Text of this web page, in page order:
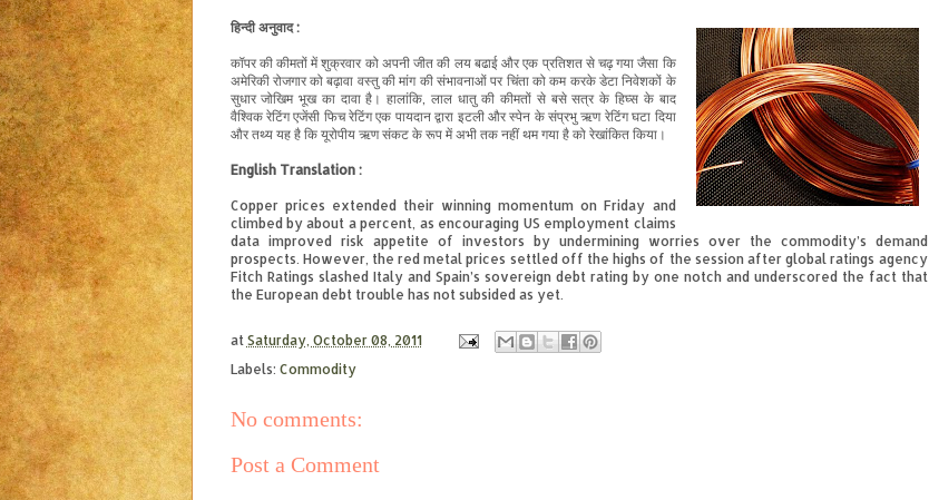
हिन्दी अनुवाद :
कॉपर की कीमतों में शुक्रवार को अपनी जीत की लय बढाईऔर एक प्रतिशत से चढ़ गयाजैसा कि
अमेरिकी रोजगार को बढ़ावा वस्तु की मांग की संभावनाओं पर चिंता को कम करके डेटा निवेशकों के
सुधार जोखिम भूख का दावाहै।हालांकि, लाल धातु की कीमतों से बसे सत्र के हिघ्स के बाद
वैश्विक रेटिंग एजेंसी फिच रेटिंग एक पायदान द्वारा इटली और स्पेन के संप्रभु ऋण रेटिंग घटा दिया
और तथ्य यह है कि यूरोपीय ऋण संकट के रूप में अभी तक नहीं थम गया है को रेखांकित किया।
English Translation :
Copper prices extended their winning momentum on Friday and
climbed by about a percent, as encouraging US employment claims
data improved risk appetite of investors by undermining worries over the commodity’s demand
prospects. However, the red metal prices settled off the highs of the session after global ratings agency
Fitch Ratings slashed Italy and Spain’s sovereign debt rating by one notch and underscored the fact that
the European debt trouble has not subsided as yet.
at Saturday, October 08, 2011
Labels: Commodity
No comments:
Post a Comment